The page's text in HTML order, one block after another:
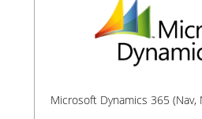
Microsoft Dynamics 365 (Nav,